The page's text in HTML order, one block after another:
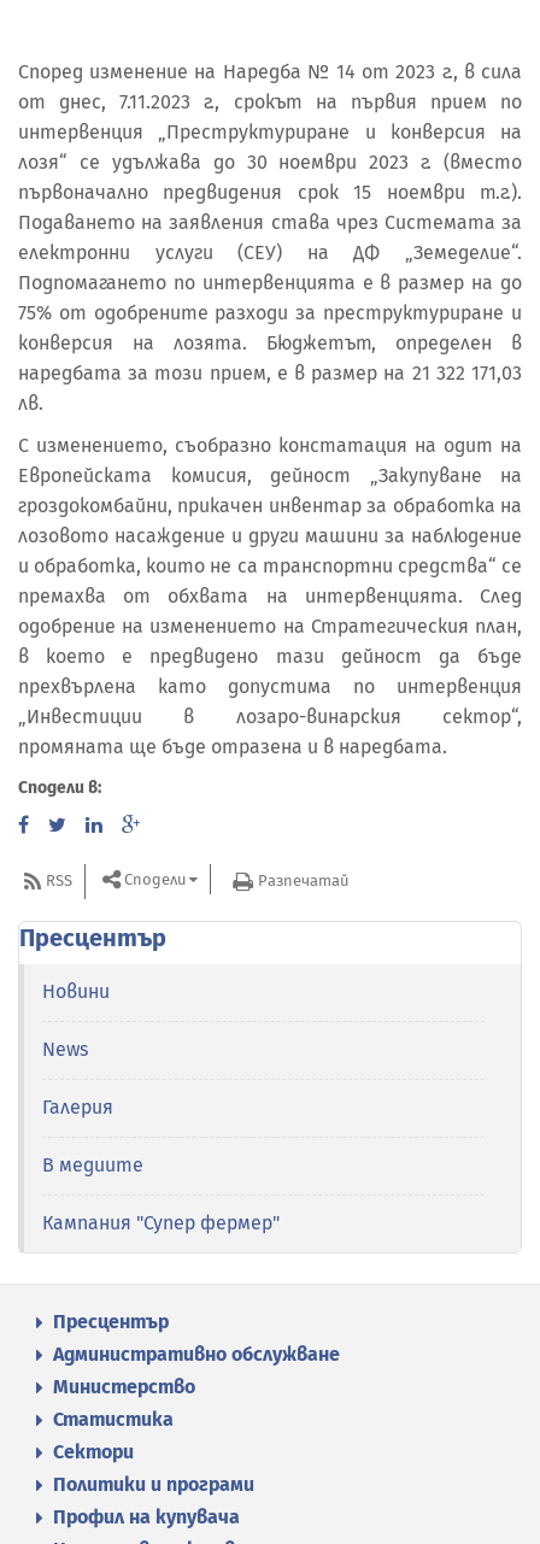
Според изменение на Наредба № 14 от 2023 г., в сила
от днес, 7.11.2023 г., срокът на първия прием по
интервенция „Преструктуриране и конверсия на
лозя“ се удължава до 30 ноември 2023 г. (вместо
първоначално предвидения срок 15 ноември т.г.).
Подаването на заявления става чрез Системата за
електронни услуги (СЕУ) на ДФ „Земеделие“.
Подпомагането по интервенцията е в размер на до
75% от одобрените разходи за преструктуриране и
конверсия на лозята. Бюджетът, определен в
наредбата за този прием, е в размер на 21 322 171,03
лв.
С изменението, съобразно констатация на одит на
Европейската комисия, дейност „Закупуване на
гроздокомбайни, прикачен инвентар за обработка на
лозовото насаждение и други машини за наблюдение
и обработка, които не са транспортни средства“ се
премахва от обхвата на интервенцията. След
одобрение на изменението на Стратегическия план,
в което е предвидено тази дейност да бъде
прехвърлена като допустима по интервенция
„Инвестиции в лозаро-винарския сектор“,
промяната ще бъде отразена и в наредбата.
Сподели в:
RSS Сподели Разпечатай
Пресцентър
Новини
News
Галерия
В медиите
Кампания "Супер фермер"
Пресцентър
Административно обслужване
Министерство
Статистика
Сектори
Политики и програми
Профил на купувача